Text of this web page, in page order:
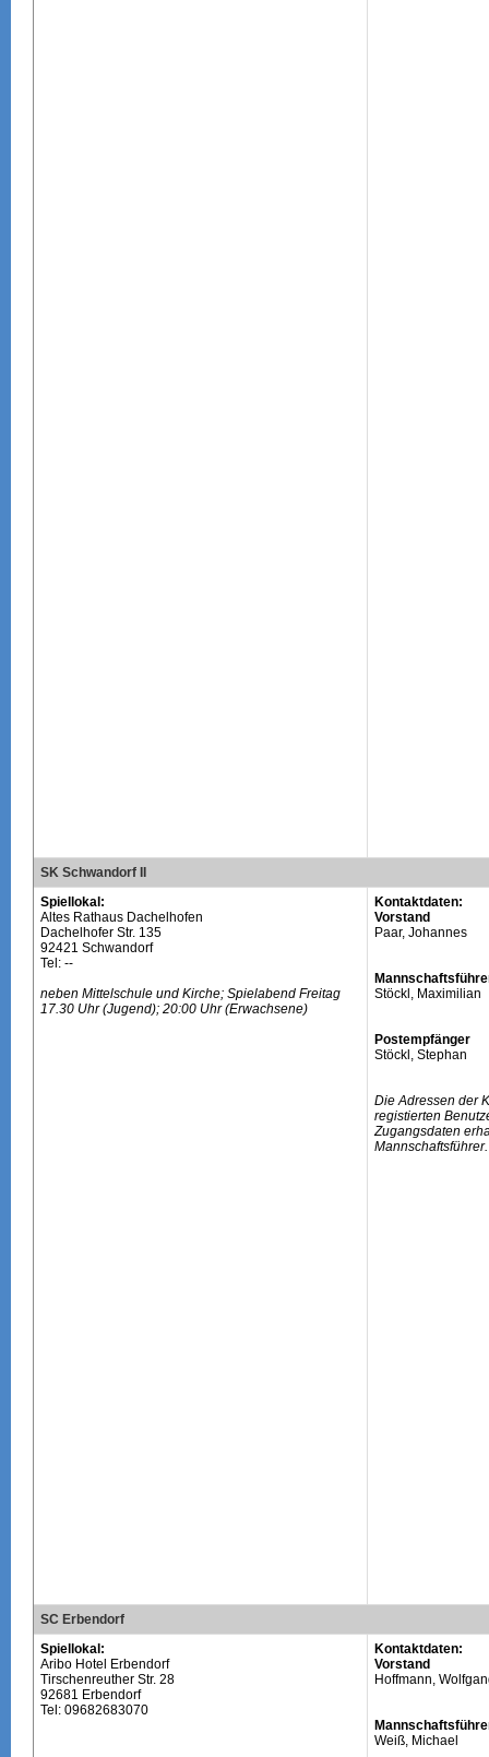
SK Schwandorf II
Spiellokal:
Altes Rathaus Dachelhofen
Dachelhofer Str. 135
92421 Schwandorf
Tel: --
neben Mittelschule und Kirche; Spielabend Freitag
17.30 Uhr (Jugend); 20:00 Uhr (Erwachsene)
Kontaktdaten:
Vorstand
Paar, Johannes
Stöckl, Maximilian
Postempfänger
Stöckl, Stephan
Die Adressen der
registierten
Zugangsdaten
Mannschaftsführer.
SC Erbendorf
Spiellokal:
Aribo Hotel Erbendorf
Tirschenreuther Str. 28
92681 Erbendorf
Tel: 09682683070
Kontaktdaten:
Vorstand
Hoffmann,
Weiß, Michael